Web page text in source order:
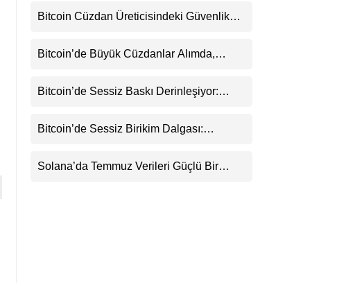
Bitcoin Cüzdan Üreticisindeki Güvenlik
Belirsizliğini Koruyor
Bitcoin’de Büyük Cüzdanlar Alımda,
Dolar Senaryosuna mı Hazırlanıyor?
Bitcoin’de Sessiz Baskı Derinleşiyor:
Henüz Yok
Bitcoin’de Sessiz Birikim Dalgası:
Toplarken ETF’lere 750 Milyon Dolar Aktı
Solana’da Temmuz Verileri Güçlü Bir